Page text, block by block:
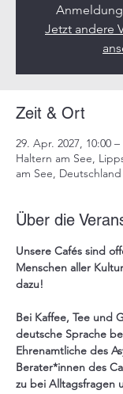
Jetzt andere
Zeit & Ort
29. Apr. 2027, 10:00 –
Haltern am See,
am See, Deutschland
Über die
Unsere Cafés sind
Menschen aller
dazu!
Bei Kaffee, Tee und
deutsche Sprache
Ehrenamtliche des
Berater*innen des
zu bei Alltagsfragen